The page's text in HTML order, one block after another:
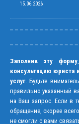
15.06.2026
Заполнив эту форму
консультацию юриста
услуг. Будьте
правильно указанный
на Ваш запрос. Если в
обращение, скорее
не смогли с вами